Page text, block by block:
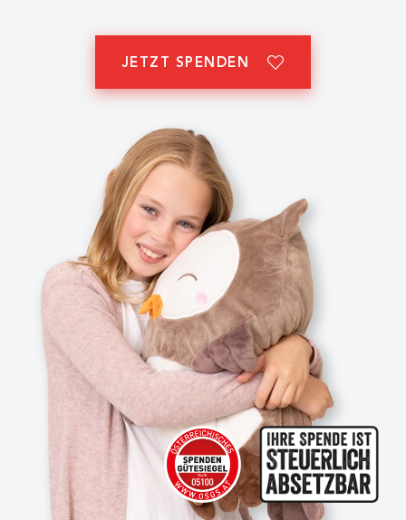
JETZT SPENDEN